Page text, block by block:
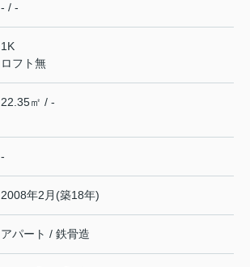
- / -
1K
ロフト無
22.35㎡ / -
-
2008年2月(築18年)
アパート / 鉄骨造